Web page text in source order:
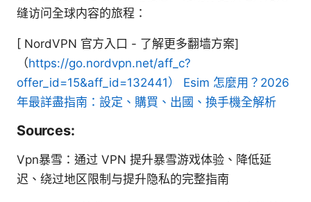
缝访问全球内容的旅程：
[ NordVPN 官方入口 - 了解更多翻墙方案]
（https://go.nordvpn.net/aff_c?
offer_id=15&aff_id=132441）
Esim 怎麼用？2026
年最詳盡指南：設定、購買、出國、換手機全解析
Sources:
Vpn暴雪：通过 VPN 提升暴雪游戏体验、降低延
迟、绕过地区限制与提升隐私的完整指南